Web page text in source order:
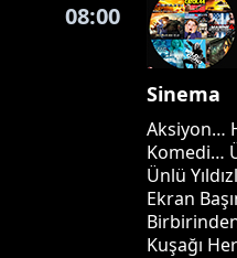
08:00
Sinema
Aksiyon…
Komedi…
Ünlü
Ekran
Kuşağı